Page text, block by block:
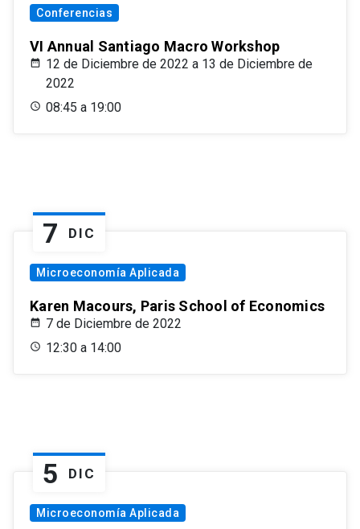
Conferencias
VI Annual Santiago Macro Workshop
12 de Diciembre de 2022 a 13 de Diciembre de
2022
08:45 a 19:00
7 DIC
Microeconomía Aplicada
Karen Macours, Paris School of Economics
7 de Diciembre de 2022
12:30 a 14:00
5 DIC
Microeconomía Aplicada